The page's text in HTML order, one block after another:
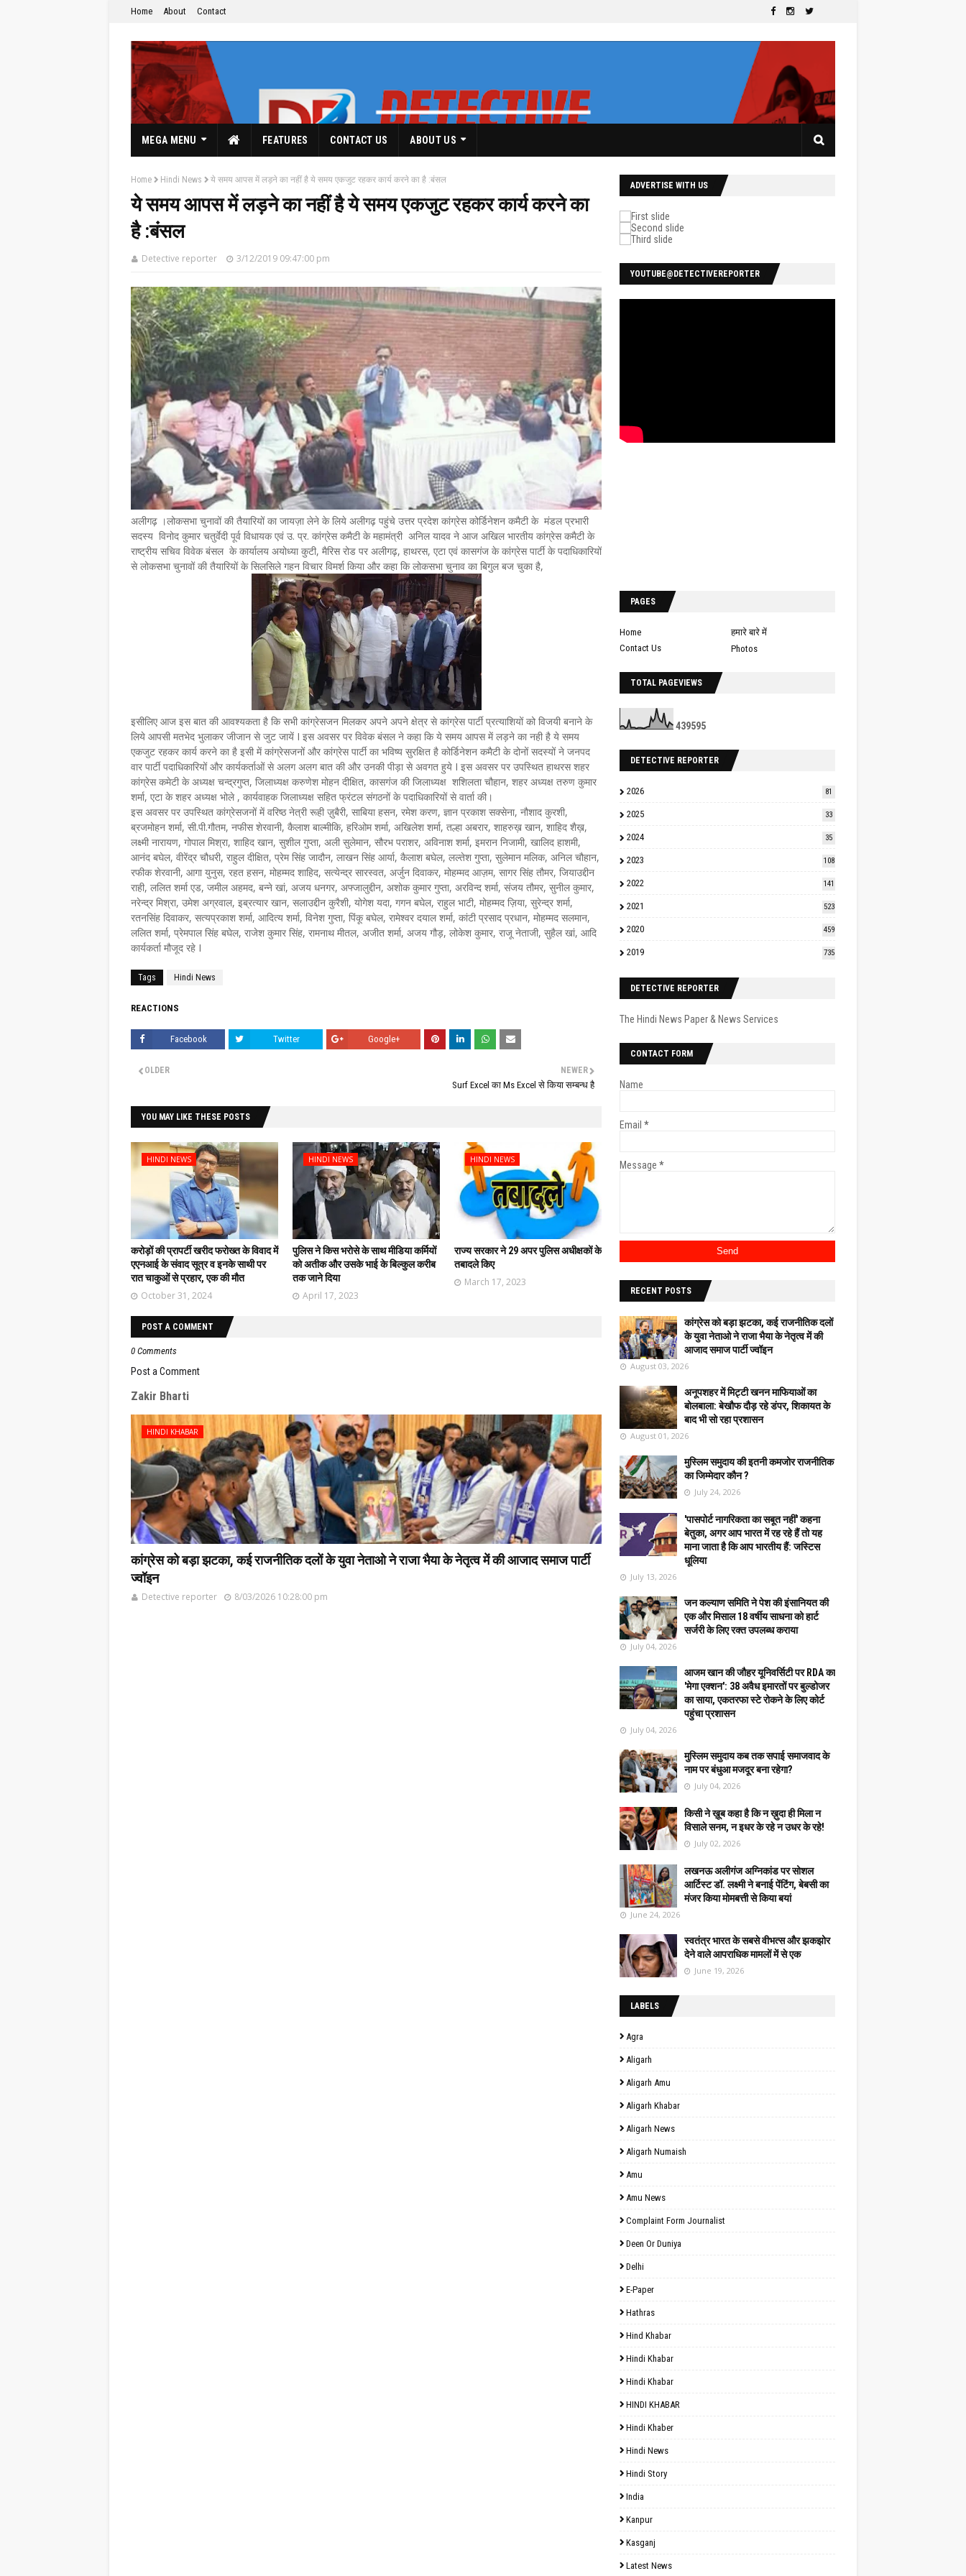
Home About Contact
MEGA MENU FEATURES CONTACT US ABOUT US
Home Hindi News ये समय आपस में लड़ने का नहीं है ये समय एकजुट रहकर कार्य करने का है :बंसल
ये समय आपस में लड़ने का नहीं है ये समय एकजुट रहकर कार्य करने का
है :बंसल
Detective reporter 3/12/2019 09:47:00 pm
अलीगढ़ ।लोकसभा चुनावों की तैयारियों का जायज़ा लेने के लिये अलीगढ़ पहुंचे उत्तर प्रदेश कांग्रेस कोर्डिनेशन कमैटी के मंडल प्रभारी
सदस्य विनोद कुमार चतुर्वेदी पूर्व विधायक एवं उ. प्र. कांग्रेस कमैटी के महामंत्री अनिल यादव ने आज अखिल भारतीय कांग्रेस कमैटी के
राष्ट्रीय सचिव विवेक बंसल के कार्यालय अयोध्या कुटी, मैरिस रोड पर अलीगढ़, हाथरस, एटा एवं कासगंज के कांग्रेस पार्टी के पदाधिकारियों
से लोकसभा चुनावों की तैयारियों के सिलसिले गहन विचार विमर्श किया और कहा कि लोकसभा चुनाव का बिगुल बज चुका है,
इसीलिए आज इस बात की आवश्यकता है कि सभी कांग्रेसजन मिलकर अपने अपने क्षेत्र से कांग्रेस पार्टी प्रत्याशियों को विजयी बनाने के
लिये आपसी मतभेद भुलाकर जीजान से जुट जायें I इस अवसर पर विवेक बंसल ने कहा कि ये समय आपस में लड़ने का नही है ये समय
एकजुट रहकर कार्य करने का है इसी में कांग्रेसजनों और कांग्रेस पार्टी का भविष्य सुरक्षित है कोर्डिनेशन कमैटी के दोनों सदस्यों ने जनपद
वार पार्टी पदाधिकारियों और कार्यकर्ताओं से अलग अलग बात की और उनकी पीड़ा से अवगत हुये I इस अवसर पर उपस्थित हाथरस शहर
कांग्रेस कमेटी के अध्यक्ष चन्द्रगुप्त, जिलाध्यक्ष करुणेश मोहन दीक्षित, कासगंज की जिलाध्यक्ष शशिलता चौहान, शहर अध्यक्ष तरुण कुमार
शर्मा, एटा के शहर अध्यक्ष भोले , कार्यवाहक जिलाध्यक्ष सहित फ्रंटल संगठनों के पदाधिकारियों से वार्ता की।
इस अवसर पर उपस्थित कांग्रेसजनों में वरिष्ठ नेत्री रूही ज़ुबैरी, साबिया हसन, रमेश करण, ज्ञान प्रकाश सक्सेना, नौशाद कुरशी,
ब्रजमोहन शर्मा, सी.पी.गौतम, नफीस शेरवानी, कैलाश बाल्मीकि, हरिओम शर्मा, अखिलेश शर्मा, तल्हा अबरार, शाहरुख़ खान, शाहिद शैख़,
लक्ष्मी नारायण, गोपाल मिश्रा, शाहिद खान, सुशील गुप्ता, अली सुलेमान, सौरभ पराशर, अविनाश शर्मा, इमरान निजामी, खालिद हाशमी,
आनंद बघेल, वीरेंद्र चौधरी, राहुल दीक्षित, प्रेम सिंह जादौन, लाखन सिंह आर्या, कैलाश बघेल, लल्तेश गुप्ता, सुलेमान मलिक, अनिल चौहान,
रफीक शेरवानी, आगा युनुस, रहत हसन, मोहम्मद शाहिद, सत्येन्द्र सारस्वत, अर्जुन दिवाकर, मोहम्मद आज़म, सागर सिंह तौमर, जियाउद्दीन
राही, ललित शर्मा एड, जमील अहमद, बन्ने खां, अजय धनगर, अफ्जालुद्दीन, अशोक कुमार गुप्ता, अरविन्द शर्मा, संजय तौमर, सुनील कुमार,
नरेन्द्र मिश्रा, उमेश अग्रवाल, इब्रत्यार खान, सलाउद्दीन कुरैशी, योगेश यदा, गगन बघेल, राहुल भाटी, मोहम्मद ज़िया, सुरेन्द्र शर्मा,
रतनसिंह दिवाकर, सत्यप्रकाश शर्मा, आदित्य शर्मा, विनेश गुप्ता, पिंकू बघेल, रामेश्वर दयाल शर्मा, कांटी प्रसाद प्रधान, मोहम्मद सलमान,
ललित शर्मा, प्रेमपाल सिंह बघेल, राजेश कुमार सिंह, रामनाथ मीतल, अजीत शर्मा, अजय गौड़, लोकेश कुमार, राजू नेताजी, सुहैल खां, आदि
कार्यकर्ता मौजूद रहे I
Tags Hindi News
REACTIONS
Facebook Twitter Google+
NEWER
Surf Excel का Ms Excel से किया सम्बन्ध है
OLDER
YOU MAY LIKE THESE POSTS
HINDI NEWS
करोड़ों की प्रापर्टी खरीद फरोख्त के विवाद में
एएनआई के संवाद सूत्र व इनके साथी पर
रात चाकुओं से प्रहार, एक की मौत
October 31, 2024
HINDI NEWS
पुलिस ने किस भरोसे के साथ मीडिया कर्मियों
को अतीक और उसके भाई के बिल्कुल करीब
तक जाने दिया
April 17, 2023
HINDI NEWS
राज्य सरकार ने 29 अपर पुलिस अधीक्षकों के
तबादले किए
March 17, 2023
POST A COMMENT
0 Comments
Post a Comment
Zakir Bharti
HINDI KHABAR
कांग्रेस को बड़ा झटका, कई राजनीतिक दलों के युवा नेताओ ने राजा भैया के नेतृत्व में की आजाद समाज पार्टी
ज्वॉइन
Detective reporter 8/03/2026 10:28:00 pm
ADVERTISE WITH US
YOUTUBE@DETECTIVEREPORTER
PAGES
Home
हमारे बारे में
Contact Us
Photos
TOTAL PAGEVIEWS
439595
DETECTIVE REPORTER
2026 81
2025 33
2024 35
2023 108
2022 141
2021 523
2020 459
2019 735
DETECTIVE REPORTER
The Hindi News Paper & News Services
CONTACT FORM
Name
Email *
Message *
RECENT POSTS
कांग्रेस को बड़ा झटका, कई राजनीतिक दलों
के युवा नेताओ ने राजा भैया के नेतृत्व में की
आजाद समाज पार्टी ज्वॉइन
August 03, 2026
अनूपशहर में मिट्टी खनन माफियाओं का
बोलबाला: बेखौफ दौड़ रहे डंपर, शिकायत के
बाद भी सो रहा प्रशासन
August 01, 2026
मुस्लिम समुदाय की इतनी कमजोर राजनीतिक
का जिम्मेदार कौन ?
July 24, 2026
'पासपोर्ट नागरिकता का सबूत नहीं' कहना
बेतुका, अगर आप भारत में रह रहे हैं तो यह
माना जाता है कि आप भारतीय हैं: जस्टिस
धूलिया
July 13, 2026
जन कल्याण समिति ने पेश की इंसानियत की
एक और मिसाल 18 वर्षीय साधना को हार्ट
सर्जरी के लिए रक्त उपलब्ध कराया
July 04, 2026
आजम खान की जौहर यूनिवर्सिटी पर RDA का
'मेगा एक्शन': 38 अवैध इमारतों पर बुल्डोजर
का साया, एकतरफा स्टे रोकने के लिए कोर्ट
पहुंचा प्रशासन
July 04, 2026
मुस्लिम समुदाय कब तक सपाई समाजवाद के
नाम पर बंधुआ मजदूर बना रहेगा?
July 04, 2026
किसी ने ख़ूब कहा है कि न ख़ुदा ही मिला न
विसाले सनम, न इधर के रहे न उधर के रहे!
July 02, 2026
लखनऊ अलीगंज अग्निकांड पर सोशल
आर्टिस्ट डॉ. लक्ष्मी ने बनाई पेंटिंग, बेबसी का
मंजर किया मोमबत्ती से किया बयां
June 24, 2026
स्वतंत्र भारत के सबसे वीभत्स और झकझोर
देने वाले आपराधिक मामलों में से एक
June 19, 2026
LABELS
Agra
Aligarh
Aligarh Amu
Aligarh Khabar
Aligarh News
Aligarh Numaish
Amu
Amu News
Complaint Form Journalist
Deen Or Duniya
Delhi
E-Paper
Hathras
Hind Khabar
Hindi Khabar
Hindi Khabar
HINDI KHABAR
Hindi Khaber
Hindi News
Hindi Story
India
Kanpur
Kasganj
Latest News